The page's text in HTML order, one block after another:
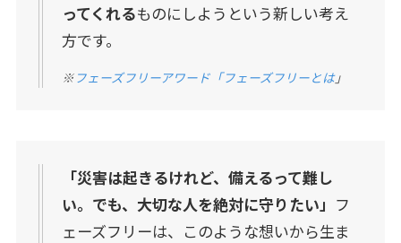
ってくれるものにしようという新しい考え
方です。
※フェーズフリーアワード「フェーズフリーとは」
「災害は起きるけれど、備えるって難し
い。でも、大切な人を絶対に守りたい」 フ
ェーズフリーは、このような想いから生ま